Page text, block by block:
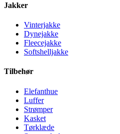
Jakker
Vinterjakke
Dynejakke
Fleecejakke
Softshelljakke
Tilbehør
Elefanthue
Luffer
Strømper
Kasket
Tørklæde